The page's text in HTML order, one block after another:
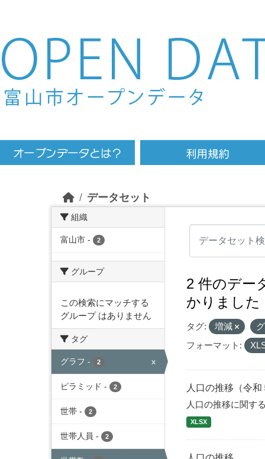
Skip to main content
データセット
組織
富山市 - 2
グループ
この検索にマッチする
グループ はありません
タグ
グラフ - 2 x
ピラミッド - 2
世帯 - 2
世帯人員 - 2
2 件のデー
かりました
タグ: 増減
フォーマット:
人口の推移（令和
人口の推移に関す
XLSX